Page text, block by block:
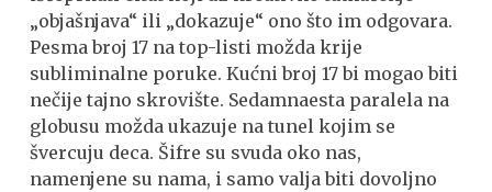
„objašnjava“ ili „dokazuje“ ono što im odgovara.
Pesma broj 17 na top-listi možda krije
subliminalne poruke. Kućni broj 17 bi mogao biti
nečije tajno skrovište. Sedamnaesta paralela na
globusu možda ukazuje na tunel kojim se
švercuju deca. Šifre su svuda oko nas,
namenjene su nama, i samo valja biti dovoljno